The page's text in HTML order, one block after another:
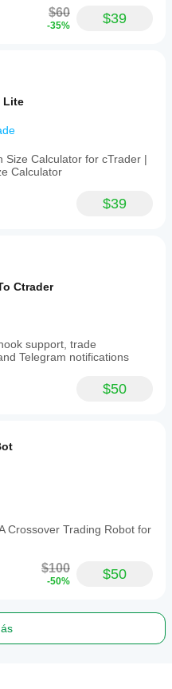
$60
-35% $39
Lite
Size Calculator for cTrader |
Calculator
$39
Ctrader
support, trade
Telegram notifications
$50
Crossover Trading Robot for
$100
-50% $50